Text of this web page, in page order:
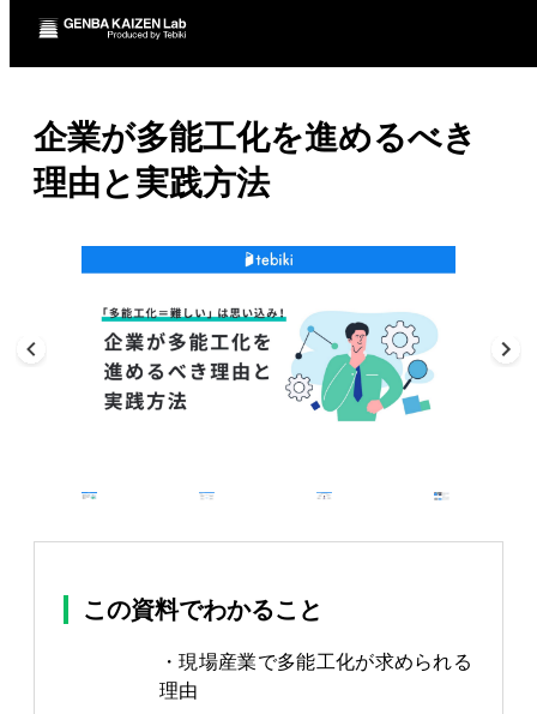
企業が多能工化を進めるべき
理由と実践方法
この資料でわかること
現場産業で多能工化が求められる
理由